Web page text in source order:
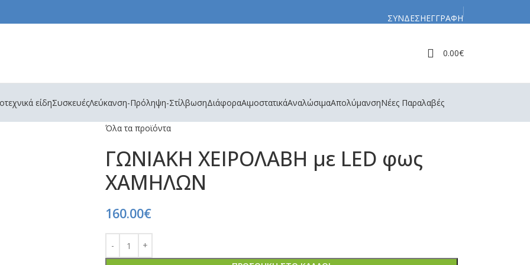
ΣΥΝΔΕΣΗΕΓΓΡΑΦΗ
0.00€
είδηΣυσκευέςΛεύκανση-Πρόληψη-ΣτίλβωσηΔιάφοραΑιμοστατικάΑναλώσιμαΑπολύμανσηΝέες Παραλαβές
Όλα τα προϊόντα
ΓΩΝΙΑΚΗ ΧΕΙΡΟΛΑΒΗ με LED φως
ΧΑΜΗΛΩΝ
160.00€